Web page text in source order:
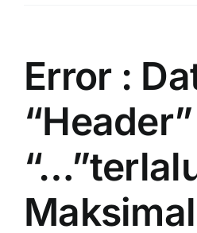
Error :